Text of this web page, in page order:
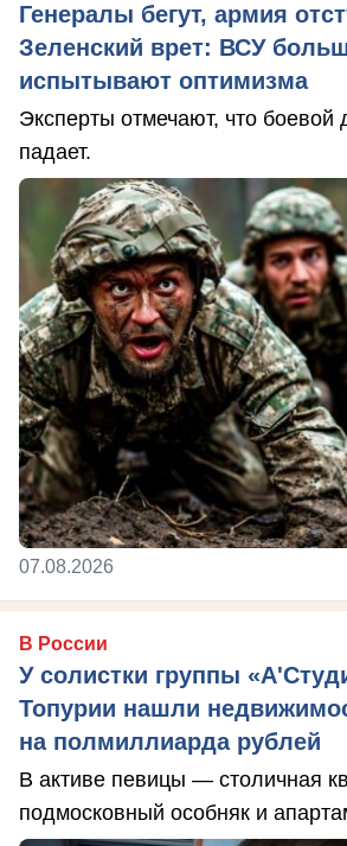
Генералы бегут, армия
Зеленский врет: ВСУ
испытывают оптимизма
Эксперты отмечают, что боевой
падает.
07.08.2026
В России
У солистки группы
Топурии нашли
на полмиллиарда рублей
В активе певицы — столичная
подмосковный особняк и